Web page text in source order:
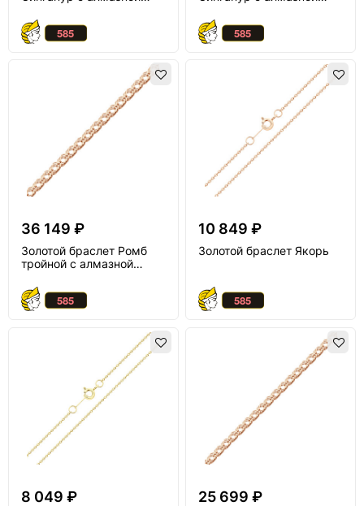
36 149 ₽
Золотой браслет Ромб
тройной с алмазной
10 849 ₽
Золотой браслет Якорь
8 049 ₽ 25 699 ₽